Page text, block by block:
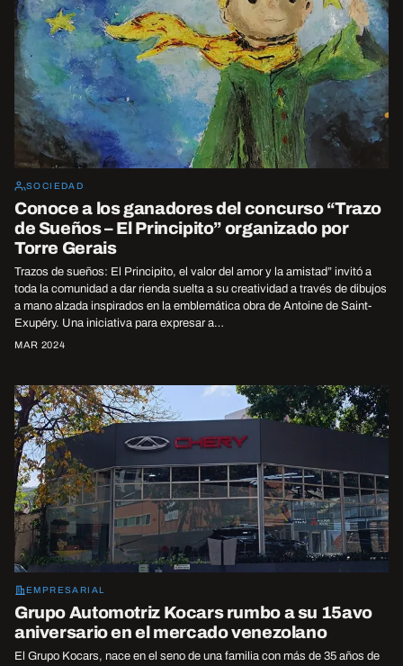
SOCIEDAD
Conoce a los ganadores del concurso “Trazo
de Sueños – El Principito” organizado por
Torre Gerais
Trazos de sueños: El Principito, el valor del amor y la amistad” invitó a
toda la comunidad a dar rienda suelta a su creatividad a través de dibujos
a mano alzada inspirados en la emblemática obra de Antoine de Saint-
Exupéry. Una iniciativa para expresar a…
MAR 2024
EMPRESARIAL
Grupo Automotriz Kocars rumbo a su 15avo
aniversario en el mercado venezolano
El Grupo Kocars, nace en el seno de una familia con más de 35 años de